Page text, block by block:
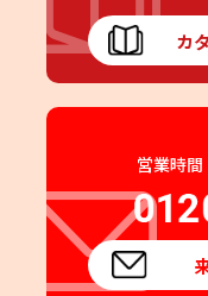
カ
営業時